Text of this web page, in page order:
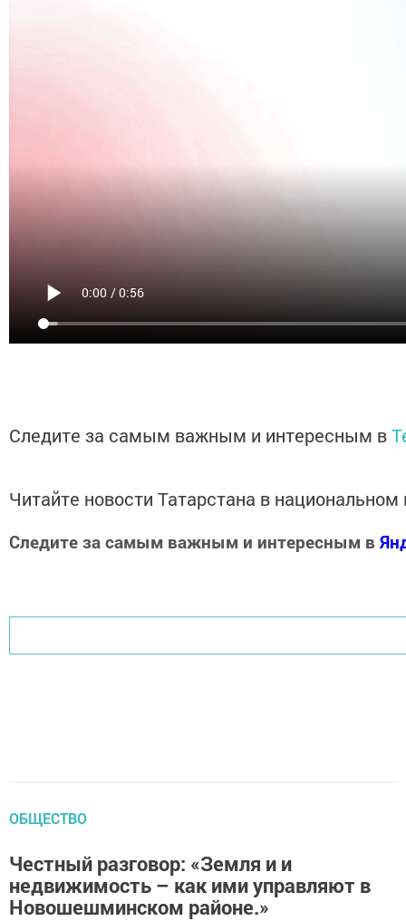
Следите за самым важным и интересным в
Читайте новости Татарстана в
Следите за самым важным и интересным в
ОБЩЕСТВО
Честный разговор: «Земля и и
недвижимость – как ими управляют в
Новошешминском районе.»